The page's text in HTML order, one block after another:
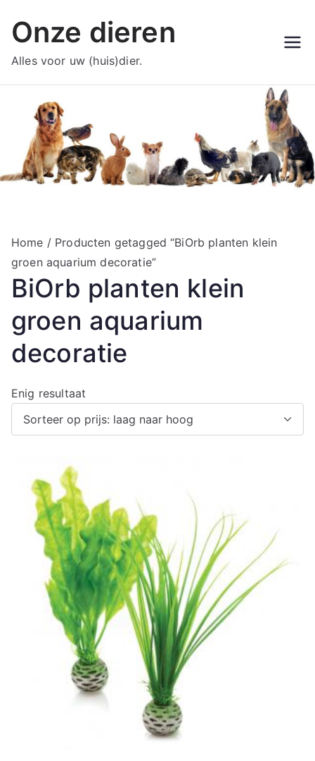
naar
inhoud
Onze dieren
Alles voor uw (huis)dier.
Home / Producten getagged “BiOrb planten klein
groen aquarium decoratie”
BiOrb planten klein
groen aquarium
decoratie
Enig resultaat